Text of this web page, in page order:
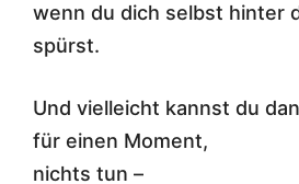
wenn du dich selbst hinter
spürst.
Und vielleicht kannst du
für einen Moment,
nichts tun –